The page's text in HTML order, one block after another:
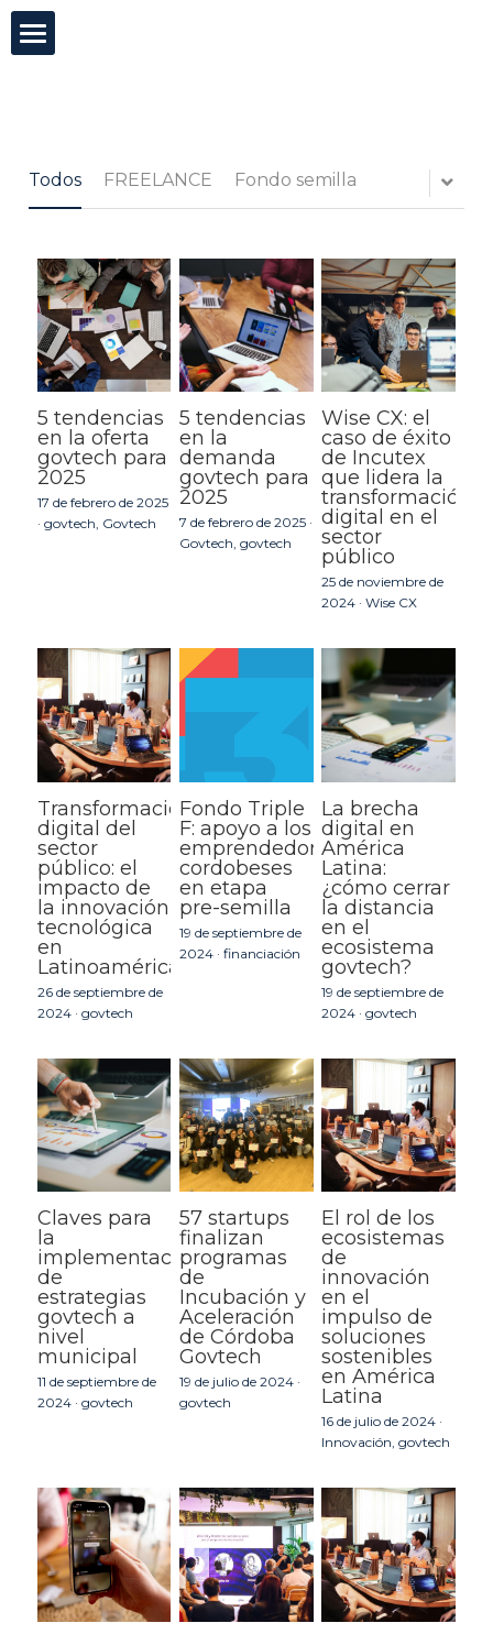
Mentorías
Blog
Test de agilidad
Buscar
Todos FREELANCE Fondo semilla
5 tendencias
en la oferta
govtech para
2025
17 de febrero de 2025
· govtech, Govtech
5 tendencias
en la
demanda
govtech para
2025
7 de febrero de 2025 ·
Govtech, govtech
Wise CX: el
caso de éxito
de Incutex
que lidera la
transformación
digital en el
sector
público
25 de noviembre de
2024 ·Wise CX
Transformación
digital del
sector
público: el
impacto de
la innovación
tecnológica
en
Latinoamérica
26 de septiembre de
2024 · govtech
Fondo Triple
F: apoyo a los
emprendedores
cordobeses
en etapa
pre-semilla
19 de septiembre de
2024 ·financiación
La brecha
digital en
América
Latina:
¿cómo cerrar
la distancia
en el
ecosistema
govtech?
19 de septiembre de
2024 ·govtech
Claves para
la
implementación
de
estrategias
govtech a
nivel
municipal
11 de septiembre de
2024 · govtech
57 startups
finalizan
programas
de
Incubación y
Aceleración
de Córdoba
Govtech
19 de julio de 2024 ·
govtech
El rol de los
ecosistemas
de
innovación
en el
impulso de
soluciones
sostenibles
en América
Latina
16 de julio de 2024 ·
Innovación, govtech